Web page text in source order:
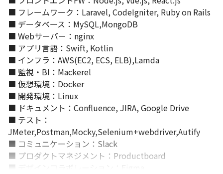
■ フレームワーク：Laravel, CodeIgniter, Ruby on Rails
■ データベース：MySQL,MongoDB
■ Webサーバー：nginx
■ アプリ言語：Swift, Kotlin
■ インフラ：AWS(EC2, ECS, ELB),Lamda
■ 監視・BI：Mackerel
■ 仮想環境：Docker
■ 開発環境：Linux
■ ドキュメント：Confluence, JIRA, Google Drive
■ テスト：
JMeter,Postman,Mocky,Selenium+webdriver,‎Autify
■ コミュニケーション：Slack
■ プロダクトマネジメント：Productboard
■ デザインコラボレーション：Figma